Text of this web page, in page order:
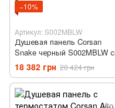
−10%
Артикул: S002MBLW
Душевая панель Corsan
Snake черный S002MBLW с
изливом
18 382 грн 20 424 грн